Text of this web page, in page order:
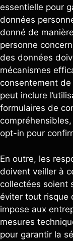
essentielle pour
données
donné de
personne
des données
mécanismes
consentement de
peut inclure
formulaires de
opt-in pour
En outre, les
doivent veiller à
collectées soient
éviter tout risque
impose aux
mesures
pour garantir la